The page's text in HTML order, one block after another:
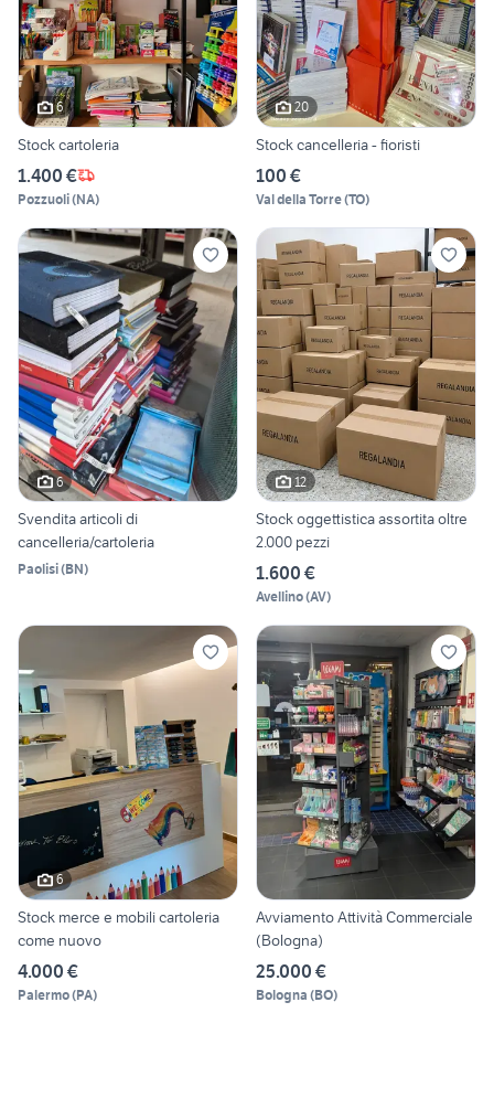
6
Stock cartoleria
1.400 €
Pozzuoli(NA)
20
Stock cancelleria - fioristi
100 €
Val della Torre(TO)
6
Svendita articoli di
cancelleria/cartoleria
Paolisi(BN)
12
Stock oggettistica assortita oltre
2.000 pezzi
1.600 €
Avellino(AV)
6
Stock merce e mobili cartoleria
come nuovo
4.000 €
Palermo(PA)
Avviamento Attività Commerciale
(Bologna)
25.000 €
Bologna (BO)